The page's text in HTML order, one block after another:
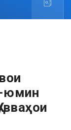
юмин